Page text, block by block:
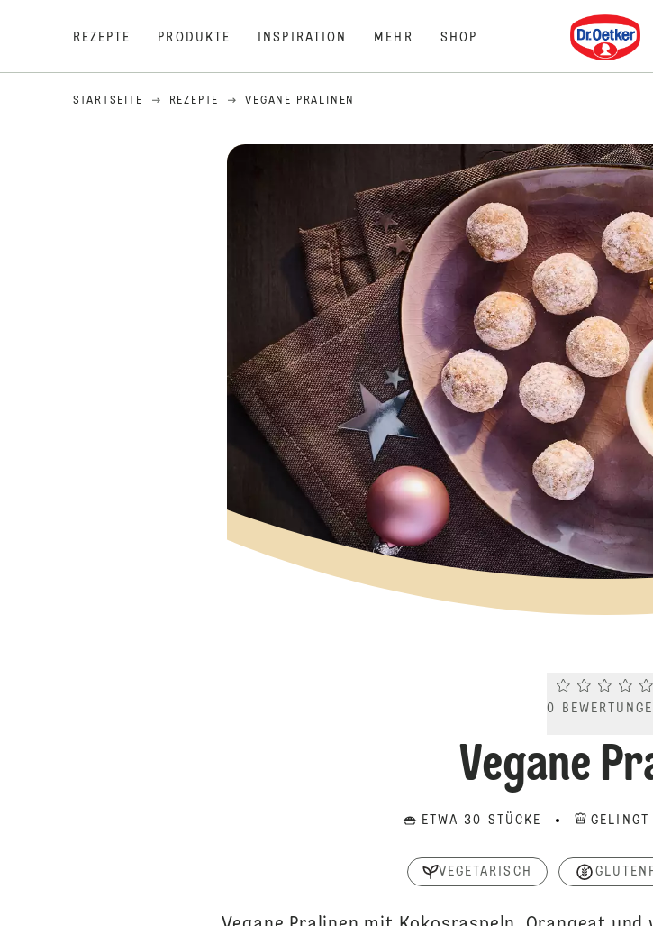
REZEPTE PRODUKTE INSPIRATION MEHR SHOP
Dr.
STARTSEITE REZEPTE VEGANE PRALINEN
0
Vegane
ETWA 30 STÜCKE GELINGT
VEGETARISCH